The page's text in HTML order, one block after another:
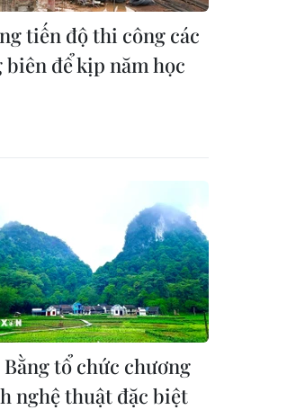
tiến độ thi công các
để kịp năm học
Bằng tổ chức chương
nghệ thuật đặc biệt